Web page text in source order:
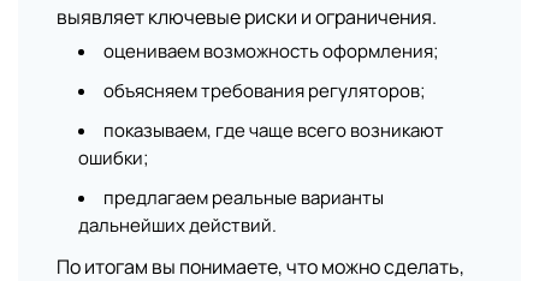
выявляет ключевые риски и ограничения.
оцениваем возможность оформления;
объясняем требования регуляторов;
показываем, где чаще всего возникают
ошибки;
предлагаем реальные варианты
дальнейших действий.
По итогам вы понимаете, что можно сделать,